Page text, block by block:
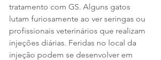
tratamento com GS. Alguns gatos
lutam furiosamente ao ver seringas ou
profissionais veterinários que realizam
injeções diárias. Feridas no local da
injeção podem se desenvolver em